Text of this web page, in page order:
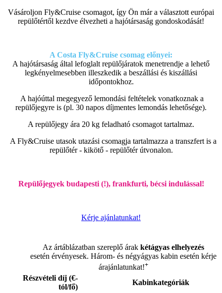
Vásároljon Fly&Cruise csomagot, így Ön már a választott európai
repülőtértől kezdve élvezheti a hajótársaság gondoskodását!
A Costa Fly&Cruise csomag előnyei:
A hajótársaság által lefoglalt repülőjáratok menetrendje a lehető
legkényelmesebben illeszkedik a beszállási és kiszállási
időpontokhoz.
A hajóúttal megegyező lemondási feltételek vonatkoznak a
repülőjegyre is (pl. 30 napos díjmentes lemondás lehetősége).
A repülőjegy ára 20 kg feladható csomagot tartalmaz.
A Fly&Cruise utasok utazási csomagja tartalmazza a transzfert is a
repülőtér - kikötő - repülőtér útvonalon.
Repülőjegyek budapesti (!), frankfurti, bécsi indulással!
Kérje ajánlatunkat!
Az ártáblázatban szereplő árak kétágyas elhelyezés
esetén érvényesek. Három- és négyágyas kabin esetén kérje
árajánlatunkat!+
Részvételi díj (€-
tól/fő)
Kabinkategóriák